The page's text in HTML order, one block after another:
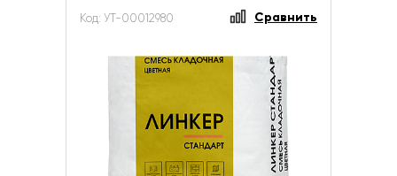
Код: УТ-00012980 Сравнить